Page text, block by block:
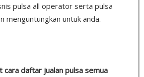
pulsa all operator serta pulsa
menguntungkan untuk anda.
cara daftar jualan pulsa semua